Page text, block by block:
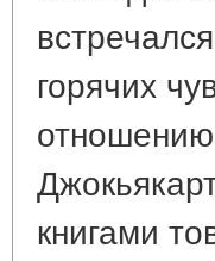
горячих
книгами